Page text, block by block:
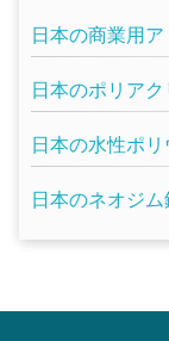
日本の商業用
日本のポリア
日本の水性ポ
日本のネオジ